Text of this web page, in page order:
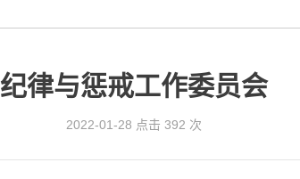
纪律与惩戒工作委员会
2022-01-28 点击 392 次